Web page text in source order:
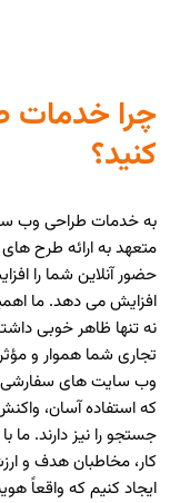
چرا خدمات
کنید؟
به خدمات طراحی وب
متعهد به ارائه طرح
حضور آنلاین شما را
افزایش می دهد. ما
نه تنها ظاهر خوبی
تجاری شما هموار و
وب سایت های سفارشی
که استفاده آسان،
جستجو را نیز دارند.
کار، مخاطبان هدف و
ایجاد کنیم که واقعاً